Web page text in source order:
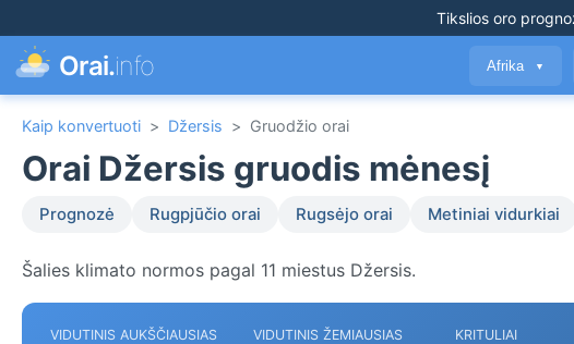
Tikslios oro
Orai.info Afrika ▼
Kaip konvertuoti > Džersis > Gruodžio orai
Orai Džersis gruodis mėnesį
Prognozė Rugpjūčio orai Rugsėjo orai Metiniai vidurkiai
Šalies klimato normos pagal 11 miestus Džersis.
VIDUTINIS AUKŠČIAUSIAS VIDUTINIS ŽEMIAUSIAS KRITULIAI